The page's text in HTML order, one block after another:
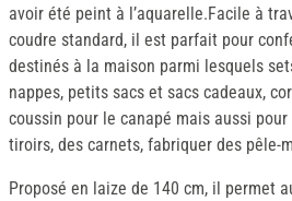
avoir été peint à l’aquarelle.Facile à
coudre standard, il est parfait pour
destinés à la maison parmi lesquels
nappes, petits sacs et sacs cadeaux,
coussin pour le canapé mais aussi
tiroirs, des carnets, fabriquer des pêle-
Proposé en laize de 140 cm, il permet